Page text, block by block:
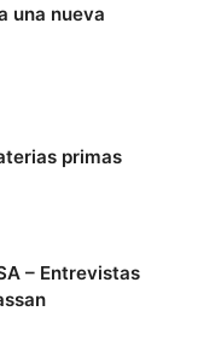
una nueva
primas
– Entrevistas